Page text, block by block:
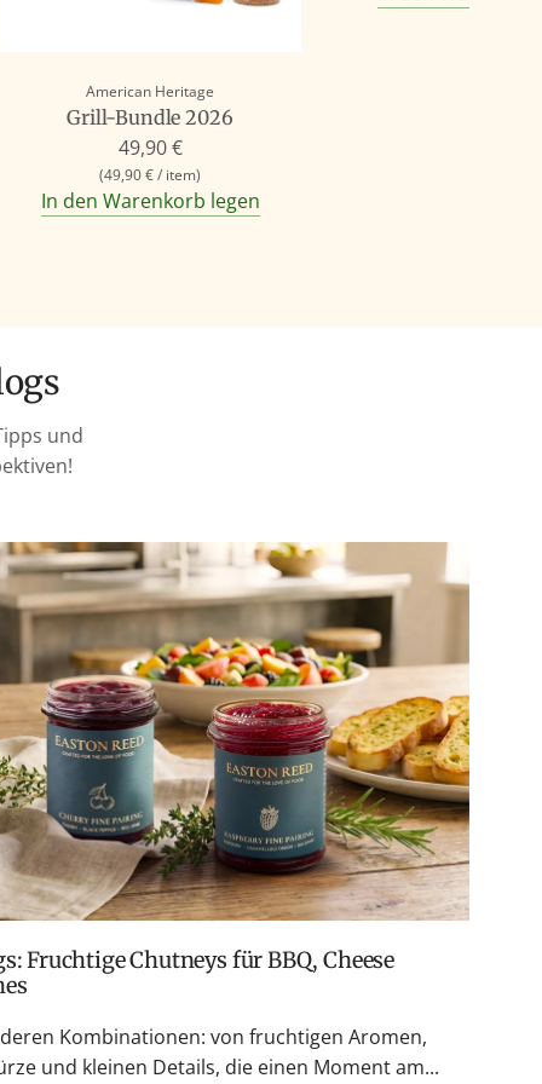
American Heritage
Grill-Bundle 2026
49,90 €
(49,90 €/ item)
In den Warenkorb legen
und
Kombinationen: von fruchtigen Aromen,
und kleinen Details, die einen Moment am...